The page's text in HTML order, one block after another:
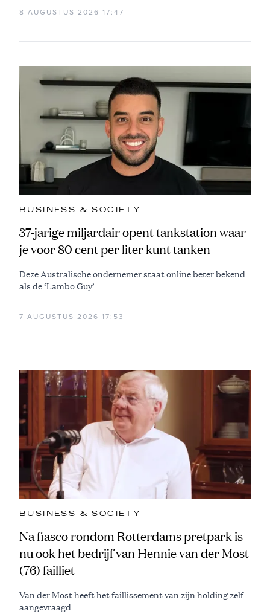
8 AUGUSTUS 2026 17:47
BUSINESS & SOCIETY
37-jarige miljardair opent tankstation waar
je voor 80 cent per liter kunt tanken
Deze Australische ondernemer staat online beter bekend
als de ‘Lambo Guy’
7 AUGUSTUS 2026 17:53
BUSINESS & SOCIETY
Na fiasco rondom Rotterdams pretpark is
nu ook het bedrijf van Hennie van der Most
(76) failliet
Van der Most heeft het faillissement van zijn holding zelf
aangevraagd